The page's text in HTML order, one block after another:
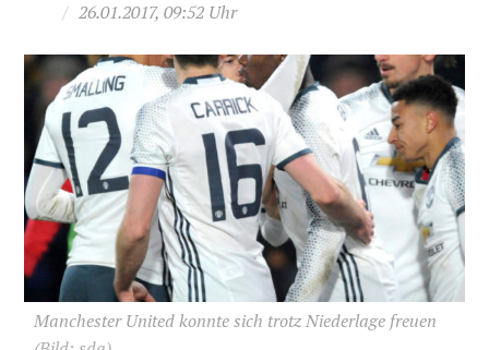
/ 26.01.2017, 09:52 Uhr
Manchester United konnte sich trotz Niederlage freuen